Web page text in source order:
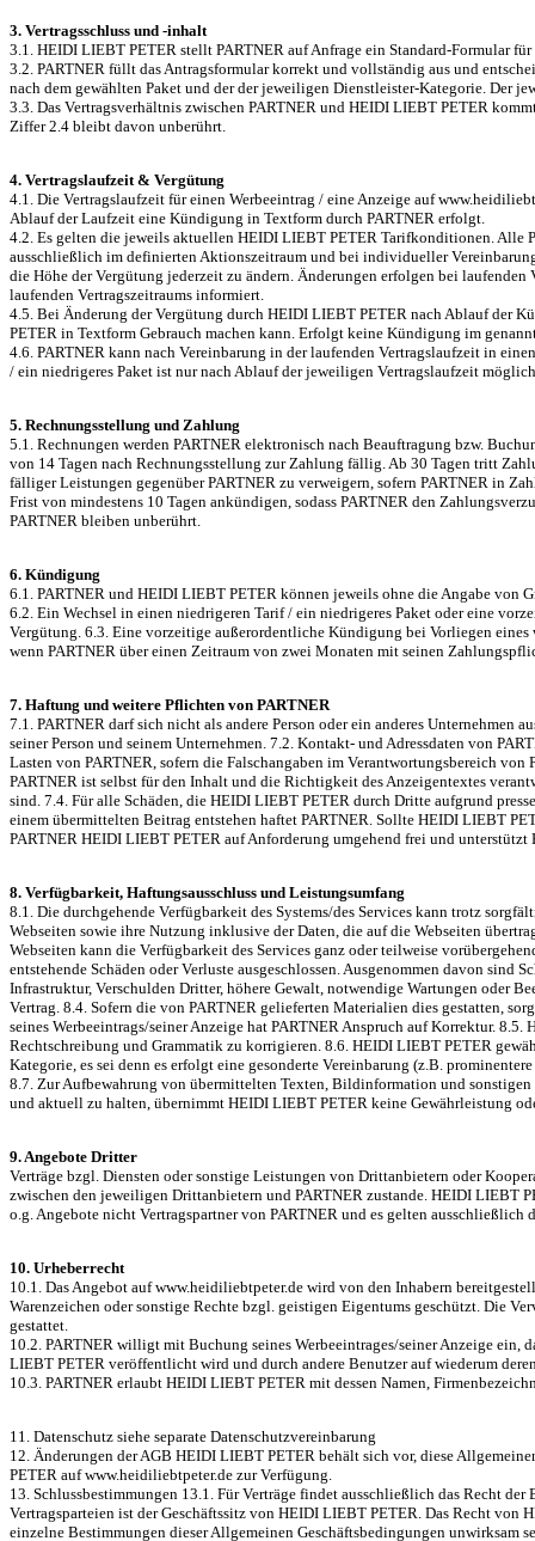
3. Vertragsschluss und -inhalt
3.1. HEIDI LIEBT PETER stellt PARTNER auf Anfrage ein Standard-Formular
3.2. PARTNER füllt das Antragsformular korrekt und vollständig aus und
nach dem gewählten Paket und der der jeweiligen Dienstleister-Kategorie. Der
3.3. Das Vertragsverhältnis zwischen PARTNER und HEIDI LIEBT PETER
Ziffer 2.4 bleibt davon unberührt.
4. Vertragslaufzeit & Vergütung
4.1. Die Vertragslaufzeit für einen Werbeeintrag / eine Anzeige auf
Ablauf der Laufzeit eine Kündigung in Textform durch PARTNER erfolgt.
4.2. Es gelten die jeweils aktuellen HEIDI LIEBT PETER Tarifkonditionen. Alle
ausschließlich im definierten Aktionszeitraum und bei individueller
die Höhe der Vergütung jederzeit zu ändern. Änderungen erfolgen bei
laufenden Vertragszeitraums informiert.
4.5. Bei Änderung der Vergütung durch HEIDI LIEBT PETER nach Ablauf der
PETER in Textform Gebrauch machen kann. Erfolgt keine Kündigung im
4.6. PARTNER kann nach Vereinbarung in der laufenden Vertragslaufzeit in
/ ein niedrigeres Paket ist nur nach Ablauf der jeweiligen Vertragslaufzeit
5. Rechnungsstellung und Zahlung
5.1. Rechnungen werden PARTNER elektronisch nach Beauftragung bzw.
von 14 Tagen nach Rechnungsstellung zur Zahlung fällig. Ab 30 Tagen tritt
fälliger Leistungen gegenüber PARTNER zu verweigern, sofern PARTNER in
Frist von mindestens 10 Tagen ankündigen, sodass PARTNER den
PARTNER bleiben unberührt.
6. Kündigung
6.1. PARTNER und HEIDI LIEBT PETER können jeweils ohne die Angabe von
6.2. Ein Wechsel in einen niedrigeren Tarif / ein niedrigeres Paket oder eine
Vergütung. 6.3. Eine vorzeitige außerordentliche Kündigung bei Vorliegen
wenn PARTNER über einen Zeitraum von zwei Monaten mit seinen
7. Haftung und weitere Pflichten von PARTNER
7.1. PARTNER darf sich nicht als andere Person oder ein anderes Unternehmen
seiner Person und seinem Unternehmen. 7.2. Kontakt- und Adressdaten von
Lasten von PARTNER, sofern die Falschangaben im Verantwortungsbereich
PARTNER ist selbst für den Inhalt und die Richtigkeit des Anzeigentextes
sind. 7.4. Für alle Schäden, die HEIDI LIEBT PETER durch Dritte aufgrund
einem übermittelten Beitrag entstehen haftet PARTNER. Sollte HEIDI LIEBT
PARTNER HEIDI LIEBT PETER auf Anforderung umgehend frei und
8. Verfügbarkeit, Haftungsausschluss und Leistungsumfang
8.1. Die durchgehende Verfügbarkeit des Systems/des Services kann trotz
Webseiten sowie ihre Nutzung inklusive der Daten, die auf die Webseiten
Webseiten kann die Verfügbarkeit des Services ganz oder teilweise
entstehende Schäden oder Verluste ausgeschlossen. Ausgenommen davon
Infrastruktur, Verschulden Dritter, höhere Gewalt, notwendige Wartungen oder
Vertrag. 8.4. Sofern die von PARTNER gelieferten Materialien dies gestatten,
seines Werbeeintrags/seiner Anzeige hat PARTNER Anspruch auf Korrektur.
Rechtschreibung und Grammatik zu korrigieren. 8.6. HEIDI LIEBT PETER
Kategorie, es sei denn es erfolgt eine gesonderte Vereinbarung (z.B.
8.7. Zur Aufbewahrung von übermittelten Texten, Bildinformation und
und aktuell zu halten, übernimmt HEIDI LIEBT PETER keine Gewährleistung
9. Angebote Dritter
Verträge bzgl. Diensten oder sonstige Leistungen von Drittanbietern oder
zwischen den jeweiligen Drittanbietern und PARTNER zustande. HEIDI LIEBT
o.g. Angebote nicht Vertragspartner von PARTNER und es gelten ausschließlich
10. Urheberrecht
10.1. Das Angebot auf www.heidiliebtpeter.de wird von den Inhabern
Warenzeichen oder sonstige Rechte bzgl. geistigen Eigentums geschützt. Die
gestattet.
10.2. PARTNER willigt mit Buchung seines Werbeeintrages/seiner Anzeige ein,
LIEBT PETER veröffentlicht wird und durch andere Benutzer auf wiederum
10.3. PARTNER erlaubt HEIDI LIEBT PETER mit dessen Namen,
11. Datenschutz siehe separate Datenschutzvereinbarung
12. Änderungen der AGB HEIDI LIEBT PETER behält sich vor, diese
PETER auf www.heidiliebtpeter.de zur Verfügung.
13. Schlussbestimmungen 13.1. Für Verträge findet ausschließlich das Recht
Vertragsparteien ist der Geschäftssitz von HEIDI LIEBT PETER. Das Recht
einzelne Bestimmungen dieser Allgemeinen Geschäftsbedingungen unwirksam